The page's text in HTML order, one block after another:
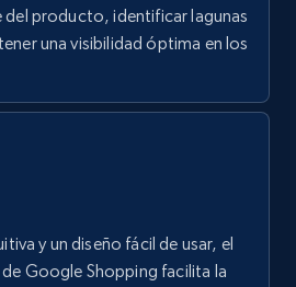
Comenzar ahora
urls, Top reviews, and
del producto, identificar lagunas
una visibilidad óptima en los
y un diseño fácil de usar, el
Google Shopping facilita la